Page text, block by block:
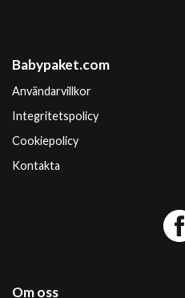
Babypaket.com
Användarvillkor
Integritetspolicy
Cookiepolicy
Kontakta
Om oss